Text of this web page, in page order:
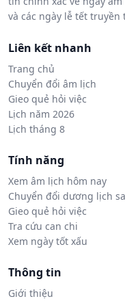
và các ngày lễ tết truyền
Liên kết nhanh
Trang chủ
Chuyển đổi âm lịch
Gieo quẻ hỏi việc
Lịch năm 2026
Lịch tháng 8
Tính năng
Xem âm lịch hôm nay
Chuyển đổi dương lịch
Gieo quẻ hỏi việc
Tra cứu can chi
Xem ngày tốt xấu
Thông tin
Giới thiệu